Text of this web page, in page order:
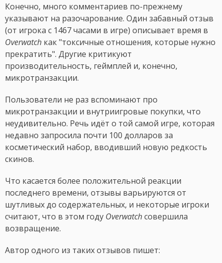
Конечно, много комментариев по-прежнему
указывают на разочарование. Один забавный отзыв
(от игрока с 1467 часами в игре) описывает время в
Overwatch как "токсичные отношения, которые нужно
прекратить". Другие критикуют
производительность, геймплей и, конечно,
микротранзакции.
Пользователи не раз вспоминают про
микротранзакции и внутриигровые покупки, что
неудивительно. Речь идёт о той самой игре, которая
недавно запросила почти 100 долларов за
косметический набор, вводивший новую редкость
скинов.
Что касается более положительной реакции
последнего времени, отзывы варьируются от
шутливых до содержательных, и некоторые игроки
считают, что в этом году Overwatchсовершила
возвращение.
Автор одного из таких отзывов пишет: